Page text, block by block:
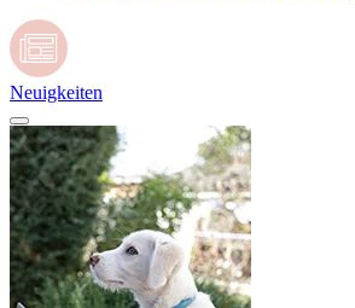
Neuigkeiten